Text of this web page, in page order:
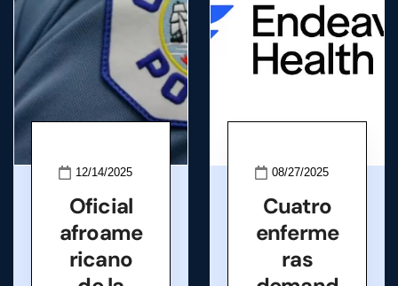
12/14/2025
Oficial
afroame
ricano
08/27/2025
Cuatro
enferme
ras